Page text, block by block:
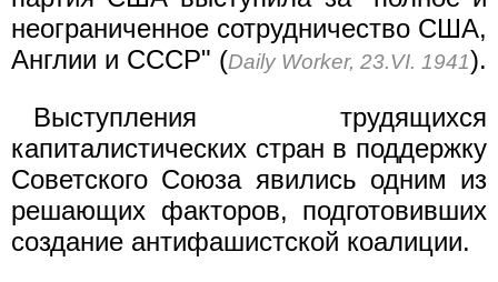
неограниченное сотрудничество США,
Англии и СССР" (Daily Worker, 23.VI. 1941).
Выступления трудящихся
капиталистических стран в поддержку
Советского Союза явились одним из
решающих факторов, подготовивших
создание антифашистской коалиции.